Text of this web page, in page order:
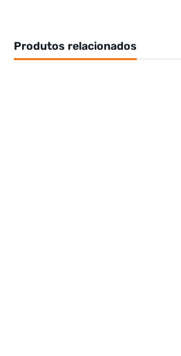
Produtos relacionados